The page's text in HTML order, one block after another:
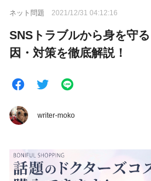
ネット問題 2021/12/31 04:12:16
SNSトラブルから身を守
因・対策を徹底解説！
writer-moko